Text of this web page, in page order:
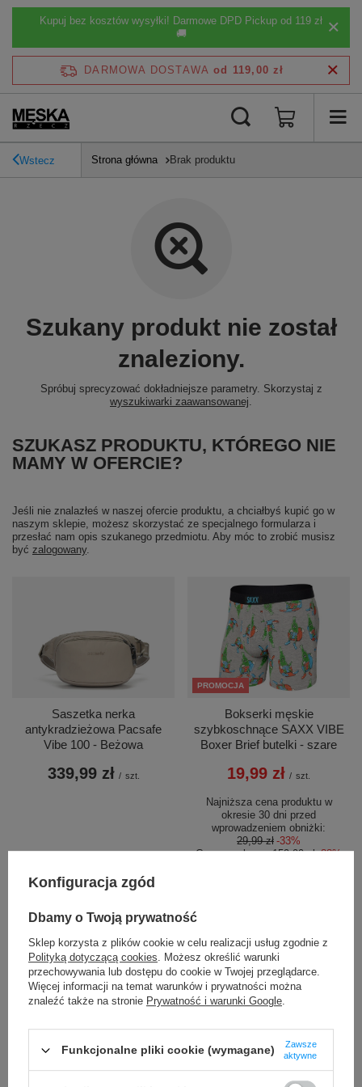
Kupuj bez kosztów wysyłki! Darmowe DPD Pickup od 119 zł
🚚
DARMOWA DOSTAWA od 119,00 zł
Wstecz Strona główna Brak produktu
Szukany produkt nie został
znaleziony.
Spróbuj sprecyzować dokładniejsze parametry. Skorzystaj z
wyszukiwarki zaawansowanej.
SZUKASZ PRODUKTU, KTÓREGO NIE
MAMY W OFERCIE?
Jeśli nie znalazłeś w naszej ofercie produktu, a chciałbyś kupić go w
naszym sklepie, możesz skorzystać ze specjalnego formularza i
przesłać nam opis szukanego przedmiotu. Aby móc to zrobić musisz
być zalogowany.
Saszetka nerka
antykradzieżowa Pacsafe
Vibe 100 - Beżowa
339,99 zł / szt.
PROMOCJA
Bokserki męskie
szybkoschnące SAXX VIBE
Boxer Brief butelki - szare
19,99 zł / szt.
Najniższa cena produktu w
okresie 30 dni przed
wprowadzeniem obniżki:
29,99 zł -33%
Cena regularna:159,99 zł -88%
OKAZJA
Butelka termiczna na wodę
ml Oatmilk
PROMOCJA
Kubek termiczny Contigo
Byron 470ml - Deep Blue
69,99 zł / szt.
Konfiguracja zgód
Dbamy o Twoją prywatność
Sklep korzysta z plików cookie w celu realizacji usług zgodnie z
Polityką dotyczącą cookies. Możesz określić warunki
przechowywania lub dostępu do cookie w Twojej przeglądarce.
Więcej informacji na temat warunków i prywatności można
znaleźć także na stronie Prywatność i warunki Google.
Funkcjonalne pliki cookie (wymagane)
Zawsze
aktywne